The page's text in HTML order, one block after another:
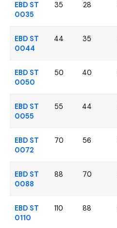
EBD ST
0035
35 28
EBD ST
0044
44 35
EBD ST
0050
50 40
EBD ST
0055
55 44
EBD ST
0072
70 56
EBD ST
0088
88 70
EBD ST
0110
110 88